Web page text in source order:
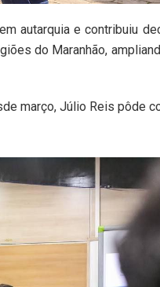
autarquia e contribuiu
do Maranhão,
março, Júlio Reis pôde